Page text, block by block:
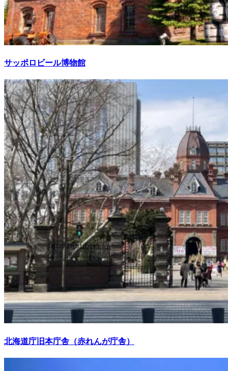
サッポロビール博物館
北海道庁旧本庁舎（赤れんが庁舎）